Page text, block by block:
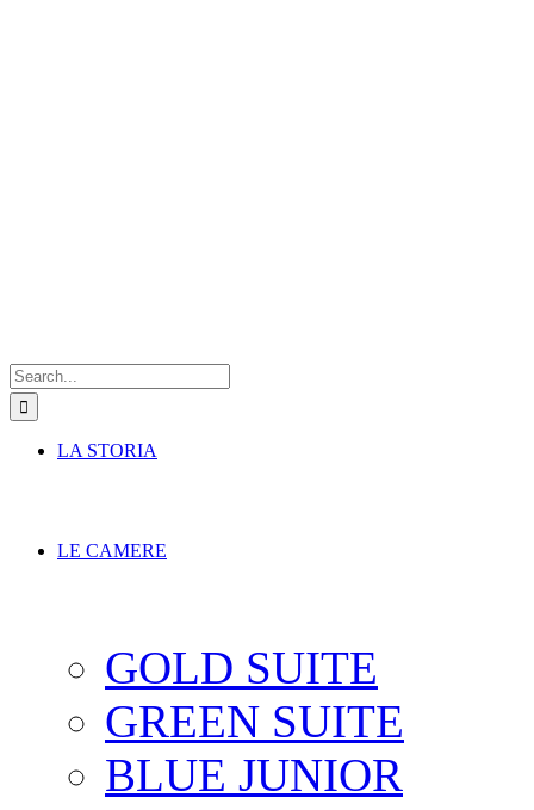
for:
LA STORIA
LE CAMERE
GOLD SUITE
GREEN SUITE
BLUE JUNIOR